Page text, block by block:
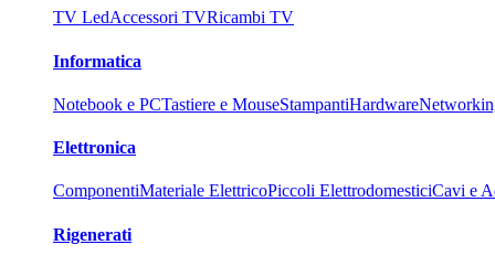
TV LedAccessori TVRicambi TV
Informatica
Notebook e PCTastiere e MouseStampantiHardware
Elettronica
ComponentiMateriale ElettricoPiccoli ElettrodomesticiCavi e
Rigenerati